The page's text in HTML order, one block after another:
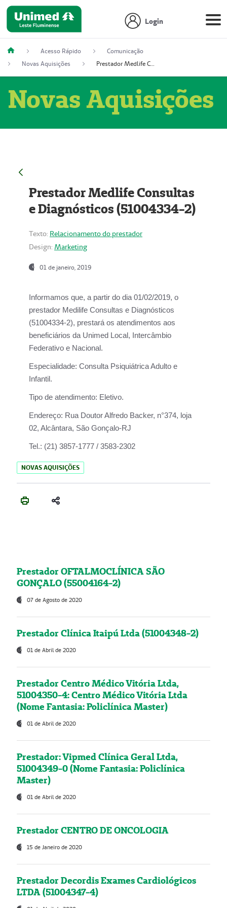
Login
Acesso Rápido
Comunicação
Novas Aquisições
Prestador Medlife Consultas e Diagnósticos (51004334-2)
Novas Aquisições
Prestador Medlife Consultas
e Diagnósticos (51004334-2)
Texto: Relacionamento do prestador
Design: Marketing
01 de janeiro, 2019
Informamos que, a partir do dia 01/02/2019, o
prestador Medilife Consultas e Diagnósticos
(51004334-2), prestará os atendimentos aos
beneficiários da Unimed Local, Intercâmbio
Federativo e Nacional.
Especialidade: Consulta Psiquiátrica Adulto e
Infantil.
Tipo de atendimento: Eletivo.
Endereço: Rua Doutor Alfredo Backer, n°374, loja
02, Alcântara, São Gonçalo-RJ
Tel.: (21) 3857-1777 / 3583-2302
NOVAS AQUISIÇÕES
Prestador OFTALMOCLÍNICA SÃO
GONÇALO (55004164-2)
07 de Agosto de 2020
Prestador Clínica Itaipú Ltda (51004348-2)
01 de Abril de 2020
Prestador Centro Médico Vitória Ltda,
51004350-4: Centro Médico Vitória Ltda
(Nome Fantasia: Policlínica Master)
01 de Abril de 2020
Prestador: Vipmed Clínica Geral Ltda,
51004349-0 (Nome Fantasia: Policlínica
Master)
01 de Abril de 2020
Prestador CENTRO DE ONCOLOGIA
15 de Janeiro de 2020
Prestador Decordis Exames Cardiológicos
LTDA (51004347-4)